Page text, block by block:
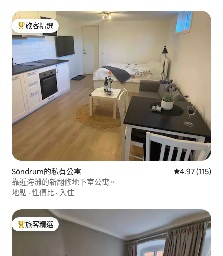
旅客精選榜首
旅客精選
Söndrum的私有公寓 從 115 則評價
4.97 (115)
靠近海灘的新翻修地下室公寓。
地點 · 性價比 · 入住
旅客精選榜首
旅客精選